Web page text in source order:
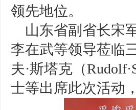
领先地位。
山东省副省长宋
李在武等领导莅临
夫·斯塔克（
士等出席此次活动